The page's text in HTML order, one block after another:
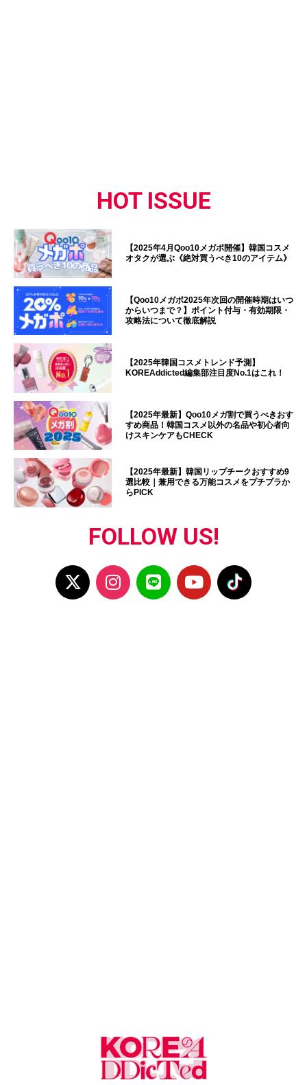
HOT ISSUE
【2025年4月Qoo10メガポ開催】韓国コスメ
オタクが選ぶ《絶対買うべき10のアイテム》
【Qoo10メガポ2025年次回の開催時期はいつ
からいつまで？】ポイント付与・有効期限・
攻略法について徹底解説
【2025年韓国コスメトレンド予測】
KOREAddicted編集部注目度No.1はこれ！
【2025年最新】Qoo10メガ割で買うべきおす
すめ商品！韓国コスメ以外の名品や初心者向
けスキンケアもCHECK
【2025年最新】韓国リップチークおすすめ9
選比較｜兼用できる万能コスメをプチプラか
らPICK
FOLLOW US!